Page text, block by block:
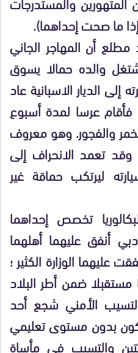
إذا ما صحت إحداهما).
أن المهاجر الجاني
والده حمالا يسوق
إلى الديار الاسبانية عاد
عرسا لمدة أسبوع
والفجور. وهو معروف
وقد تعمد الانحراف إلى
ليرتكب حماقة غير
تخصص إحداهما
أنفق عليهما أهلهما
عليهما الوزارة الكثير ؛
ضمن أطر البلاد
التسيب الأمني شجع أحد
بدون مستوى تعليمي
والتسبب في مأساة